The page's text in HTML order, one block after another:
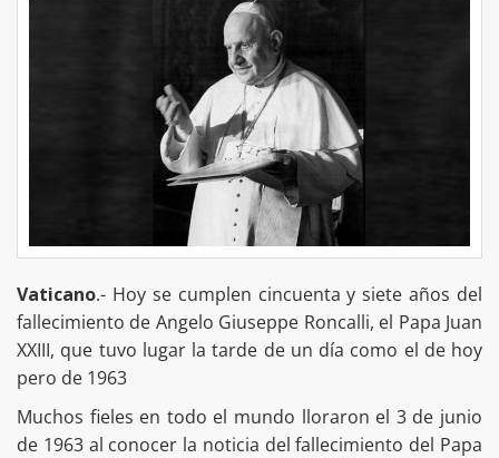
Vaticano.- Hoy se cumplen cincuenta y siete años del
fallecimiento de Angelo Giuseppe Roncalli, el Papa Juan
XXIII, que tuvo lugar la tarde de un día como el de hoy
pero de 1963
Muchos fieles en todo el mundo lloraron el 3 de junio
de 1963 al conocer la noticia del fallecimiento del Papa